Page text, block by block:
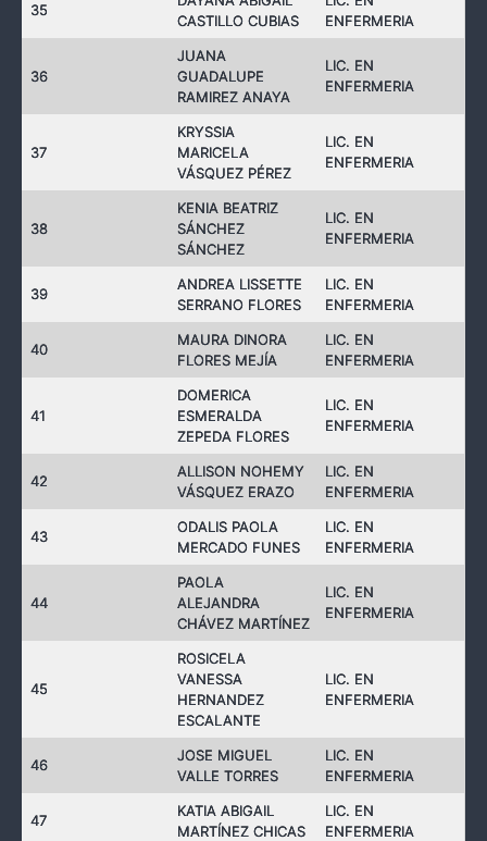
35
CASTILLO CUBIAS
ENFERMERIA
36
JUANA
GUADALUPE
RAMIREZ ANAYA
LIC. EN
ENFERMERIA
37
KRYSSIA
MARICELA
VÁSQUEZ PÉREZ
LIC. EN
ENFERMERIA
38
KENIA BEATRIZ
SÁNCHEZ
SÁNCHEZ
LIC. EN
ENFERMERIA
39
ANDREA LISSETTE
SERRANO FLORES
LIC. EN
ENFERMERIA
40
MAURA DINORA
FLORES MEJÍA
LIC. EN
ENFERMERIA
41
DOMERICA
ESMERALDA
ZEPEDA FLORES
LIC. EN
ENFERMERIA
42
ALLISON NOHEMY
VÁSQUEZ ERAZO
LIC. EN
ENFERMERIA
43
ODALIS PAOLA
MERCADO FUNES
LIC. EN
ENFERMERIA
44
PAOLA
ALEJANDRA
CHÁVEZ MARTÍNEZ
LIC. EN
ENFERMERIA
45
ROSICELA
VANESSA
HERNANDEZ
ESCALANTE
LIC. EN
ENFERMERIA
46
JOSE MIGUEL
VALLE TORRES
LIC. EN
ENFERMERIA
47
KATIA ABIGAIL
MARTÍNEZ CHICAS
LIC. EN
ENFERMERIA